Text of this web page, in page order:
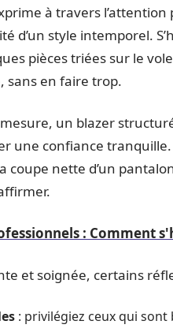
à travers
d’un style intemporel.
pièces triées sur le
sans en faire trop.
un blazer
une confiance
coupe nette d’un
: Comment
et soignée, certains
: privilégiez ceux qui